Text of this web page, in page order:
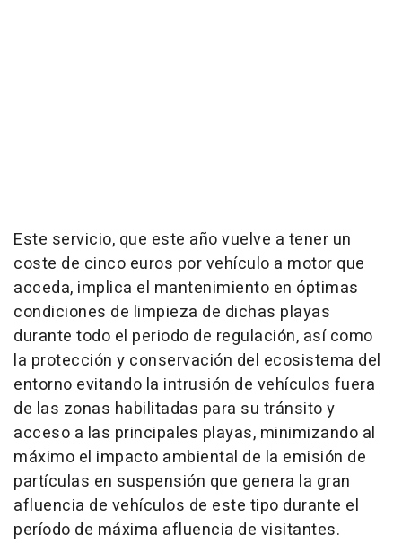
Este servicio, que este año vuelve a tener un
coste de cinco euros por vehículo a motor que
acceda, implica el mantenimiento en óptimas
condiciones de limpieza de dichas playas
durante todo el periodo de regulación, así como
la protección y conservación del ecosistema del
entorno evitando la intrusión de vehículos fuera
de las zonas habilitadas para su tránsito y
acceso a las principales playas, minimizando al
máximo el impacto ambiental de la emisión de
partículas en suspensión que genera la gran
afluencia de vehículos de este tipo durante el
período de máxima afluencia de visitantes.